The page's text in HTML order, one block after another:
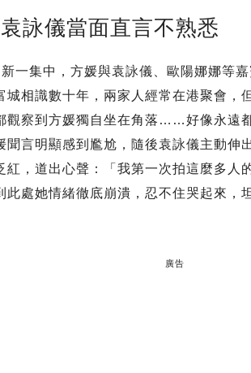
詠儀當面直言不熟悉
新一集中，方媛與袁詠儀、歐陽娜娜等
城相識數十年，兩家人經常在港聚會，
觀察到方媛獨自坐在角落……好像永遠
聞言明顯感到尷尬，隨後袁詠儀主動伸
紅，道出心聲：「我第一次拍這麼多人
此處她情緒徹底崩潰，忍不住哭起來，
廣告